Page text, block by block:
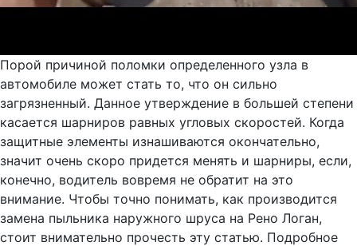
Порой причиной поломки определенного узла в
автомобиле может стать то, что он сильно
загрязненный. Данное утверждение в большей степени
касается шарниров равных угловых скоростей. Когда
защитные элементы изнашиваются окончательно,
значит очень скоро придется менять и шарниры, если,
конечно, водитель вовремя не обратит на это
внимание. Чтобы точно понимать, как производится
замена пыльника наружного шруса на Рено Логан,
стоит внимательно прочесть эту статью. Подробное